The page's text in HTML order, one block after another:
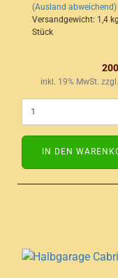
(Ausland abweichend)
Versandgewicht: 1,4
Stück
inkl. 19% MwSt. zzgl.
IN DEN